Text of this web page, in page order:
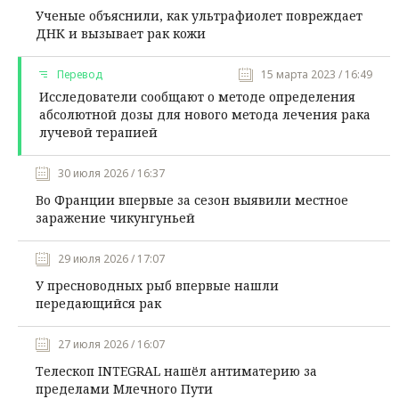
Ученые объяснили, как ультрафиолет повреждает
ДНК и вызывает рак кожи
Перевод 15 марта 2023 / 16:49
Исследователи сообщают о методе определения
абсолютной дозы для нового метода лечения рака
лучевой терапией
30 июля 2026 / 16:37
Во Франции впервые за сезон выявили местное
заражение чикунгуньей
29 июля 2026 / 17:07
У пресноводных рыб впервые нашли
передающийся рак
27 июля 2026 / 16:07
Телескоп INTEGRAL нашёл антиматерию за
пределами Млечного Пути